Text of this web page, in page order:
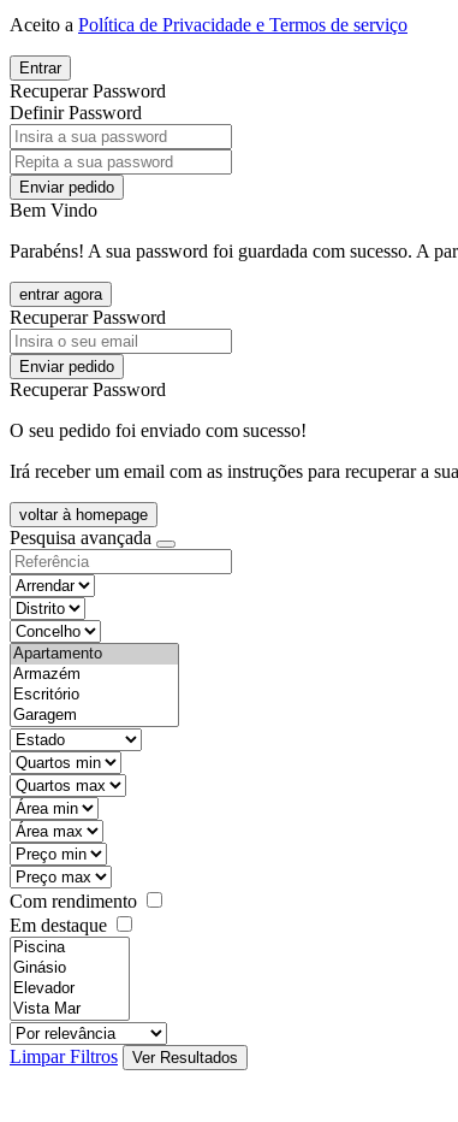
Aceito a Política de Privacidade e Termos de serviço
Entrar
Recuperar Password
Definir Password
Enviar pedido
Bem Vindo
Parabéns! A sua password foi guardada com sucesso. A
entrar agora
Recuperar Password
Enviar pedido
Recuperar Password
O seu pedido foi enviado com sucesso!
Irá receber um email com as instruções para recuperar a
voltar à homepage
Pesquisa avançada
objective
districtId
countyId
types
state
mintypo
maxtypo
minarea
maxarea
minprice
maxprice
Com rendimento
Em destaque
features
realestateOrder
Limpar Filtros
Ver Resultados